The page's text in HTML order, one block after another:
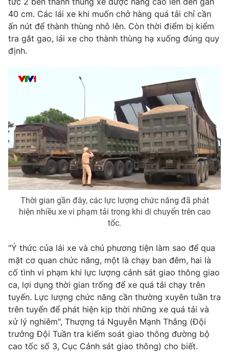
Hitech Công nghệ tương lai
Sản phẩm
Thị trường
Giao lưu trực tuyến
Lịch phát sóng
Chuyên mục khác
Podcast
Photo Infographic
Video Shorts video
VTV Money VTV Thể thao
Bất động sản
Thị trường 24h Tấm lòng Việt
VTV4 Vươn mình bằng AI
VTV9 VTV8
Liên hệ tòa soạn English
40 cm. Các lái xe khi muốn chở hàng quá tải chỉ cần
ấn nút để thành thùng nhô lên. Còn thời điểm bị kiểm
tra gắt gao, lái xe cho thành thùng hạ xuống đúng quy
định.
Thời gian gần đây, các lực lượng chức năng đã phát
hiện nhiều xe vi phạm tải trọng khi di chuyển trên cao
tốc.
"Ý thức của lái xe và chủ phương tiện làm sao để qua
mặt cơ quan chức năng, một là chạy ban đêm, hai là
cố tình vi phạm khi lực lượng cảnh sát giao thông giao
ca, lợi dụng thời gian trống để xe quá tải chạy trên
tuyến. Lực lượng chức năng cần thường xuyên tuần tra
trên tuyến để phát hiện kịp thời những xe quá tải và
xử lý nghiêm", Thượng tá Nguyễn Mạnh Thắng (Đội
trưởng Đội Tuần tra kiểm soát giao thông đường bộ
cao tốc số 3, Cục Cảnh sát giao thông) cho biết.